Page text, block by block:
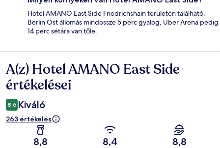
Hotel AMANO East Side Friedrichshain területén található.
Berlin Ost állomás mindössze 5 perc gyalog, Uber Arena pedig
14 perc sétára van tőle.
Értékelések
A(z) Hotel AMANO East Side
értékelései
8,6 Kiváló
263 értékelés
8,8 8,4 8,8